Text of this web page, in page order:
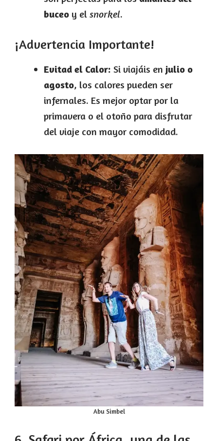
buceo y el snorkel.
¡Advertencia Importante!
Evitad el Calor: Si viajáis en julio o
agosto, los calores pueden ser
infernales. Es mejor optar por la
primavera o el otoño para disfrutar
del viaje con mayor comodidad.
Abu Simbel